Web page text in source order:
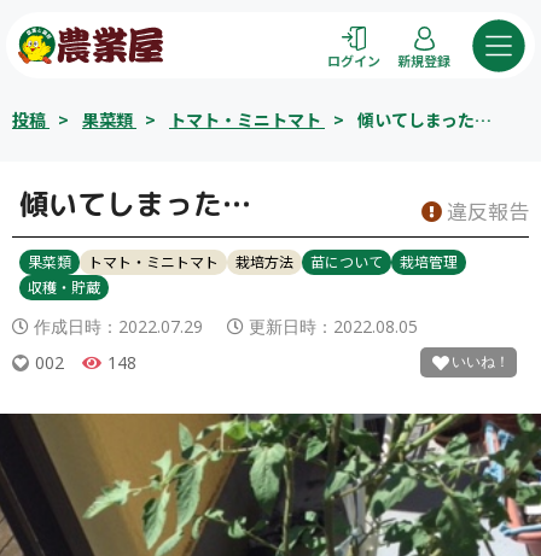
ン
ン
ツ
ログイン 新規登録
投稿 > 果菜類 > トマト・ミニトマト > 傾いてしまった…
傾いてしまった… 違反報告
果菜類 トマト・ミニトマト 栽培方法 苗について
栽培管理
収穫・貯蔵
作成日時： 2022.07.29 更新日時： 2022.08.05
002
148